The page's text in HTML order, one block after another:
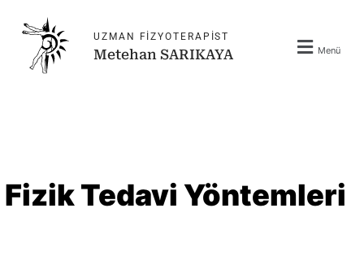
UZMAN FIZYOTERAPIST
Metehan SARIKAYA Menü
Fizik Tedavi Yöntemleri